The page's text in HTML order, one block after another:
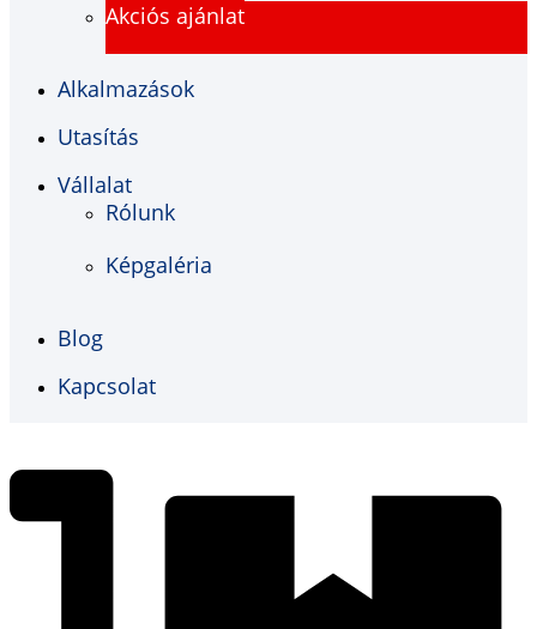
Akciós ajánlat
Alkalmazások
Utasítás
Vállalat
Rólunk
Képgaléria
Blog
Kapcsolat